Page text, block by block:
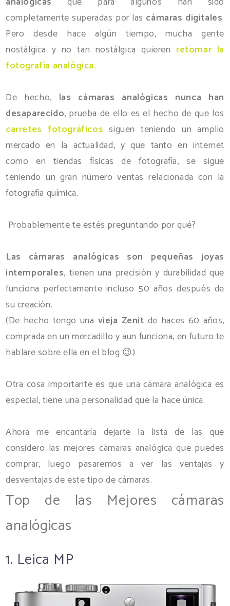
completamente superadas por las cámaras digitales.
Pero desde hace algún tiempo, mucha gente
nostálgica y no tan nostálgica quieren retomar la
fotografía analógica.
De hecho, las cámaras analógicas nunca han
desaparecido, prueba de ello es el hecho de que los
carretes fotográficos siguen teniendo un amplio
mercado en la actualidad, y que tanto en internet
como en tiendas físicas de fotografía, se sigue
teniendo un gran número ventas relacionada con la
fotografía química.
Probablemente te estés preguntando por qué?
Las cámaras analógicas son pequeñas joyas
intemporales, tienen una precisión y durabilidad que
funciona perfectamente incluso 50 años después de
su creación.
(De hecho tengo una vieja Zenit de haces 60 años,
comprada en un mercadillo y aun funciona, en futuro te
hablare sobre ella en el blog 😉)
Otra cosa importante es que una cámara analógica es
especial, tiene una personalidad que la hace única.
Ahora me encantaría dejarte la lista de las que
considero las mejores cámaras analógica que puedes
comprar, luego pasaremos a ver las ventajas y
desventajas de este tipo de cámaras.
Top de las Mejores cámaras
analógicas
1. Leica MP